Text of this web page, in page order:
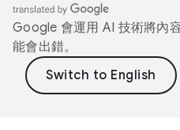
Google 會運用 AI 技術將內
能會出錯。